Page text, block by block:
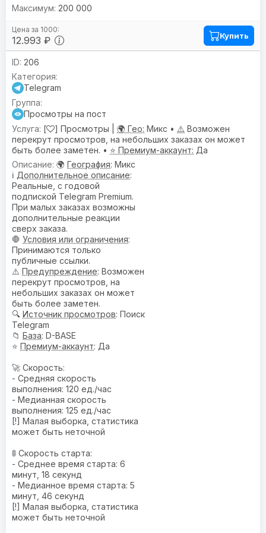
12.993 ₽
200 000
Купить
206
Telegram
Просмотры на пост
[
] Просмотры | 🌍 Гео: Микс • ⚠️ Возможен
перекрут просмотров, на небольших заказах он может
быть более заметен. • ⭐ Премиум-аккаунт: Да
🌍 География: Микс
ℹ️ Дополнительное описание:
Реальные, с годовой
подпиской Telegram Premium.
При малых заказах возможны
дополнительные реакции
сверх заказа.
🛑 Условия или ограничения:
Принимаются только
публичные ссылки.
⚠️ Предупреждениe: Возможен
перекрут просмотров, на
небольших заказах он может
быть более заметен.
🔍 Источник просмотров: Поиск
Telegram
📁 База: D-BASE
⭐ Премиум-аккаунт: Да
🚀 Скорость:
- Средняя скорость
выполнения: 120 ед./час
- Медианная скорость
выполнения: 125 ед./час
[!] Малая выборка, статистика
может быть неточной
🚦 Скорость старта:
- Среднее время старта: 6
минут, 18 секунд
- Медианное время старта: 5
минут, 46 секунд
[!] Малая выборка, статистика
может быть неточной